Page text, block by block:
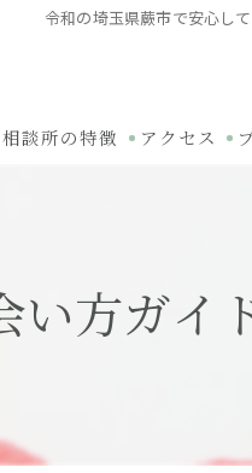
令和の埼玉県蕨市で安心し
談所の特徴
ンライン
料相談
アクセス
い方ガイ